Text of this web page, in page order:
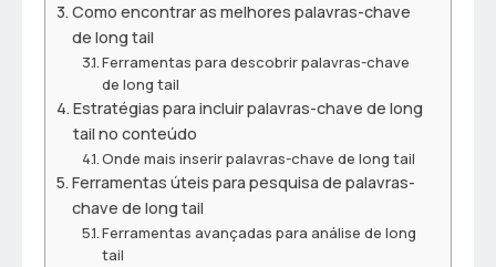
Como encontrar as melhores palavras-chave
de long tail
Ferramentas para descobrir palavras-chave
de long tail
Estratégias para incluir palavras-chave de long
tail no conteúdo
Onde mais inserir palavras-chave de long tail
Ferramentas úteis para pesquisa de palavras-
chave de long tail
Ferramentas avançadas para análise de long
tail